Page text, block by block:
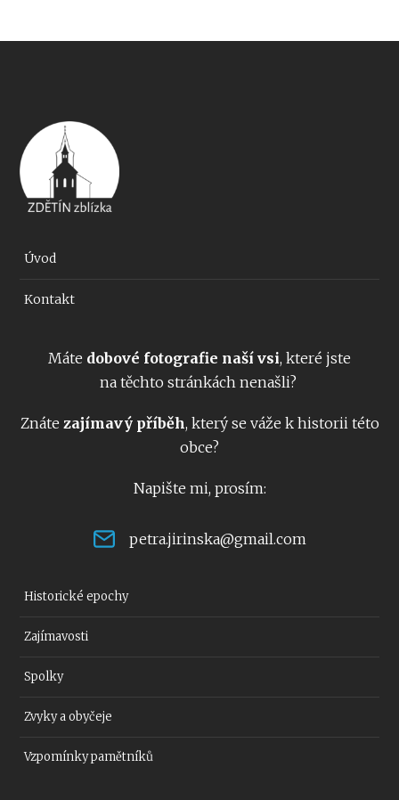
Úvod
Kontakt
Máte dobové fotografie naší vsi, které jste
na těchto stránkách nenašli?
Znáte zajímavý příběh, který se váže k historii této
obce?
Napište mi, prosím:
petra.jirinska@gmail.com
Historické epochy
Zajímavosti
Spolky
Zvyky a obyčeje
Vzpomínky pamětníků